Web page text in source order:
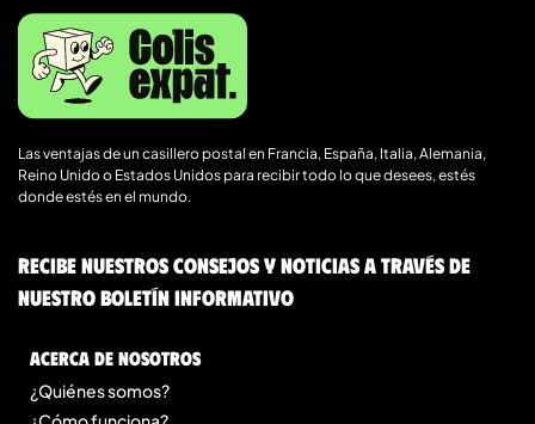
Las ventajas de un casillero postal en Francia, España, Italia, Alemania,
Reino Unido o Estados Unidos para recibir todo lo que desees, estés
donde estés en el mundo.
Recibe nuestros consejos y noticias a través de
nuestro boletín informativo
Acerca de nosotros
¿Quiénes somos?